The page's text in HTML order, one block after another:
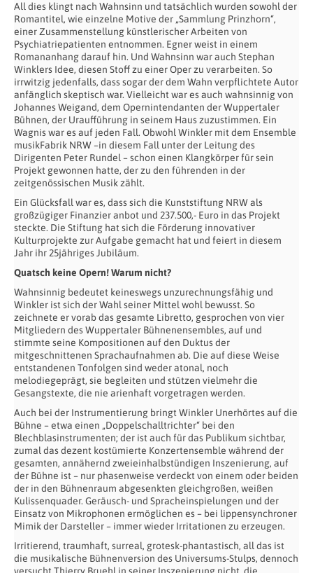
All dies klingt nach Wahnsinn und tatsächlich wurden sowohl der
Romantitel, wie einzelne Motive der „Sammlung Prinzhorn“,
einer Zusammenstellung künstlerischer Arbeiten von
Psychiatriepatienten entnommen. Egner weist in einem
Romananhang darauf hin. Und Wahnsinn war auch Stephan
Winklers Idee, diesen Stoff zu einer Oper zu verarbeiten. So
irrwitzig jedenfalls, dass sogar der dem Wahn verpflichtete Autor
anfänglich skeptisch war. Vielleicht war es auch wahnsinnig von
Johannes Weigand, dem Opernintendanten der Wuppertaler
Bühnen, der Uraufführung in seinem Haus zuzustimmen. Ein
Wagnis war es auf jeden Fall. Obwohl Winkler mit dem Ensemble
musikFabrik NRW –in diesem Fall unter der Leitung des
Dirigenten Peter Rundel – schon einen Klangkörper für sein
Projekt gewonnen hatte, der zu den führenden in der
zeitgenössischen Musik zählt.
Ein Glücksfall war es, dass sich die Kunststiftung NRW als
großzügiger Finanzier anbot und 237.500,- Euro in das Projekt
steckte. Die Stiftung hat sich die Förderung innovativer
Kulturprojekte zur Aufgabe gemacht hat und feiert in diesem
Jahr ihr 25jähriges Jubiläum.
Quatsch keine Opern! Warum nicht?
Wahnsinnig bedeutet keineswegs unzurechnungsfähig und
Winkler ist sich der Wahl seiner Mittel wohl bewusst. So
zeichnete er vorab das gesamte Libretto, gesprochen von vier
Mitgliedern des Wuppertaler Bühnenensembles, auf und
stimmte seine Kompositionen auf den Duktus der
mitgeschnittenen Sprachaufnahmen ab. Die auf diese Weise
entstandenen Tonfolgen sind weder atonal, noch
melodiegeprägt, sie begleiten und stützen vielmehr die
Gesangstexte, die nie arienhaft vorgetragen werden.
Auch bei der Instrumentierung bringt Winkler Unerhörtes auf die
Bühne – etwa einen „Doppelschalltrichter“ bei den
Blechblasinstrumenten; der ist auch für das Publikum sichtbar,
zumal das dezent kostümierte Konzertensemble während der
gesamten, annähernd zweieinhalbstündigen Inszenierung, auf
der Bühne ist – nur phasenweise verdeckt von einem oder beiden
der in den Bühnenraum abgesenkten gleichgroßen, weißen
Kulissenquader. Geräusch- und Spracheinspielungen und der
Einsatz von Mikrophonen ermöglichen es – bei lippensynchroner
Mimik der Darsteller – immer wieder Irritationen zu erzeugen.
Irritierend, traumhaft, surreal, grotesk-phantastisch, all das ist
die musikalische Bühnenversion des Universums-Stulps, dennoch